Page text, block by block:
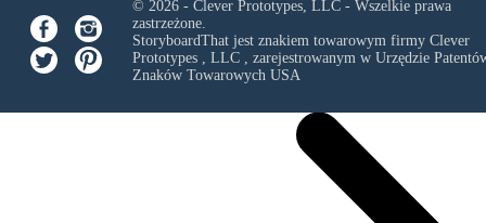
© 2026 - Clever Prototypes, LLC - Wszelkie prawa
zastrzeżone.
StoryboardThat jest znakiem towarowym firmy Clever
Prototypes , LLC, zarejestrowanym w Urzędzie
Znaków Towarowych USA